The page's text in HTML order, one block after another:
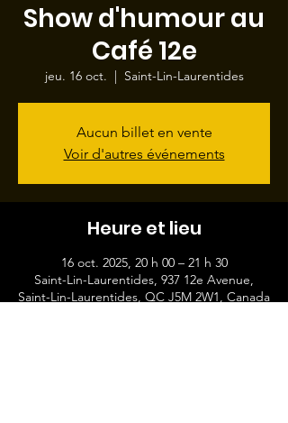
Show d'humour au
Café 12e
jeu. 16 oct.
  |
Saint-Lin-Laurentides
Aucun billet en vente
Voir d'autres événements
Heure et lieu
16 oct. 2025, 20 h 00 – 21 h 30
Saint-Lin-Laurentides, 937 12e Avenue,
Saint-Lin-Laurentides, QC J5M 2W1, Canada